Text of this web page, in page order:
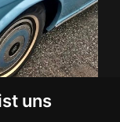
uns